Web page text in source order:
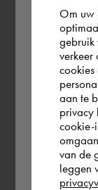
Cliquez sur[
Chez Cadac,
the
you wish
France
Rest
Om uw
gebruik
verkeer
cookies
aan te
privacy
cookie-
van de
leggen